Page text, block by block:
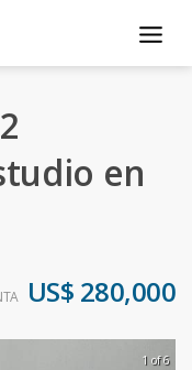
en
US$ 280,000
1 of 6